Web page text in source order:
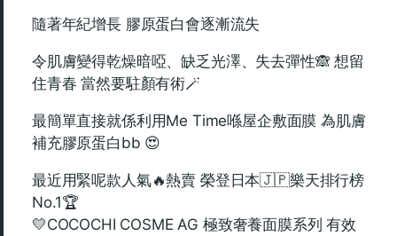
隨著年紀增長 膠原蛋白會逐漸流失
令肌膚變得乾燥暗啞、缺乏光澤、失去彈性🙈 想留
住青春 當然要駐顏有術🪄
最簡單直接就係利用Me Time喺屋企敷面膜 為肌膚
補充膠原蛋白bb 😍
最近用緊呢款人氣🔥熱賣 榮登日本🇯🇵樂天排行榜
No.1🏆
💛COCOCHI COSME AG 極致奢養面膜系列 有效